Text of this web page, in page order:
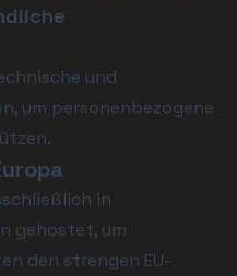
und
um personenbezogene
in
gehostet, um
den strengen EU-